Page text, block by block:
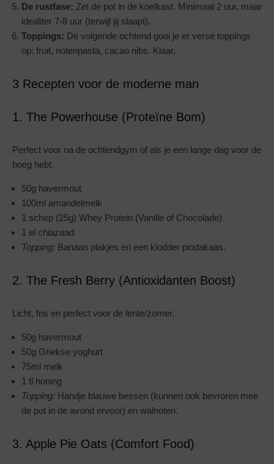
De rustfase: Zet de pot in de koelkast. Minimaal 2 uur, maar
idealiter 7-8 uur (terwijl jij slaapt).
Toppings: De volgende ochtend gooi je er verse toppings
op: fruit, notenpasta, cacao nibs. Klaar.
3 Recepten voor de moderne man
1. The Powerhouse (Proteïne Bom)
Perfect voor na de ochtendgym of als je een lange dag voor de
boeg hebt.
50g havermout
100ml amandelmelk
1 schep (25g) Whey Protein (Vanille of Chocolade)
1 el chiazaad
Topping: Banaan plakjes en een klodder pindakaas.
2. The Fresh Berry (Antioxidanten Boost)
Licht, fris en perfect voor de lente/zomer.
50g havermout
50g Griekse yoghurt
75ml melk
1 tl honing
Topping: Handje blauwe bessen (kunnen ook bevroren mee
de pot in de avond ervoor) en walnoten.
3. Apple Pie Oats (Comfort Food)